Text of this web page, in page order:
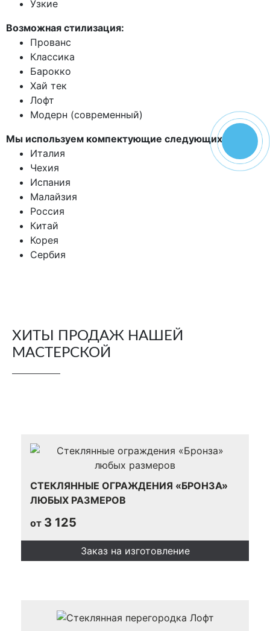
Узкие
Возможная стилизация:
Прованс
Классика
Барокко
Хай тек
Лофт
Модерн (современный)
Мы используем компектующие следующих стран:
Италия
Чехия
Испания
Малайзия
Россия
Китай
Корея
Сербия
ХИТЫ ПРОДАЖ НАШЕЙ
МАСТЕРСКОЙ
СТЕКЛЯННЫЕ ОГРАЖДЕНИЯ «БРОНЗА»
ЛЮБЫХ РАЗМЕРОВ
от 3 125
Заказ на изготовление